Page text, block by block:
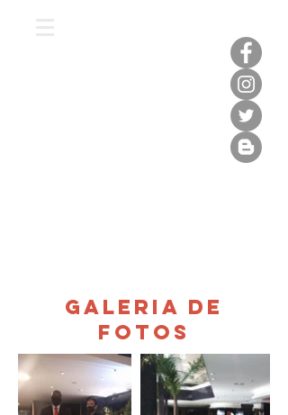
GALERIA DE
FOTOS